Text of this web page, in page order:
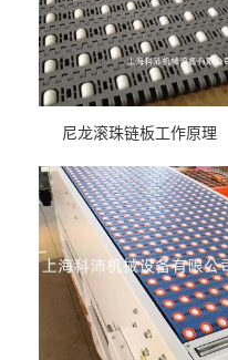
尼龙滚珠链板工作原理